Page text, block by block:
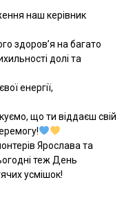
наш керівник
здоров’я на багато
долі та
енергії,
що ти віддаєш свій
Ярослава та
теж День
усмішок!